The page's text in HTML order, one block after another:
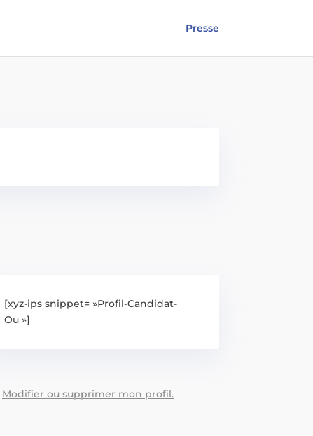
Presse
[xyz-ips snippet= »Profil-Candidat-
Ou »]
Modifier ou supprimer mon profil.